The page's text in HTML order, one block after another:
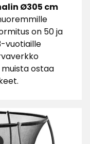
Ø305 cm
on 50 ja
vuotiaille
ostaa